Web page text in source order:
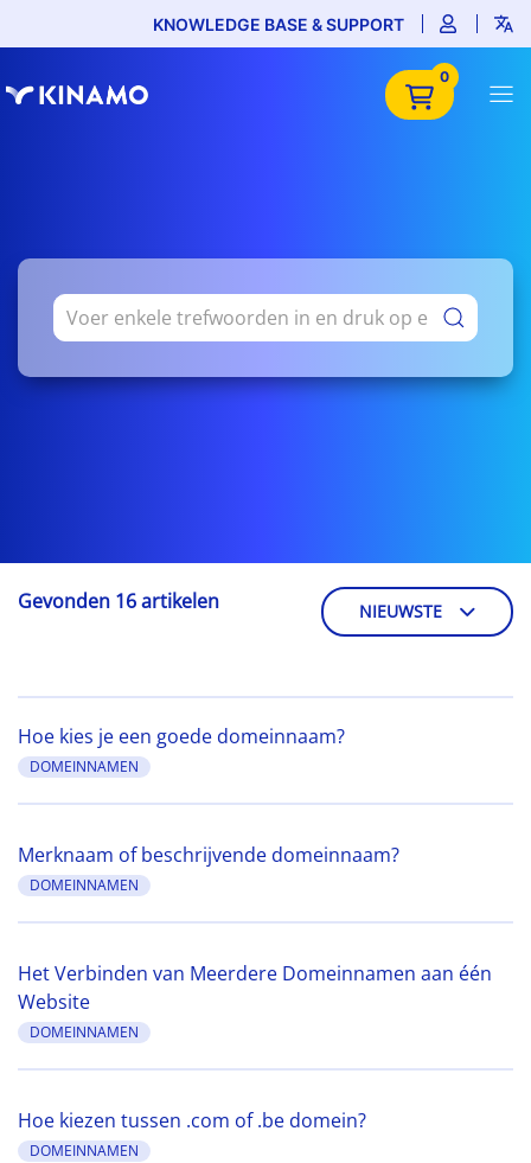
KNOWLEDGE BASE & SUPPORT
0
Gevonden 16 artikelen NIEUWSTE
Hoe kies je een goede domeinnaam?
DOMEINNAMEN
Merknaam of beschrijvende domeinnaam?
DOMEINNAMEN
Het Verbinden van Meerdere Domeinnamen aan één
Website
DOMEINNAMEN
Hoe kiezen tussen .com of .be domein?
DOMEINNAMEN